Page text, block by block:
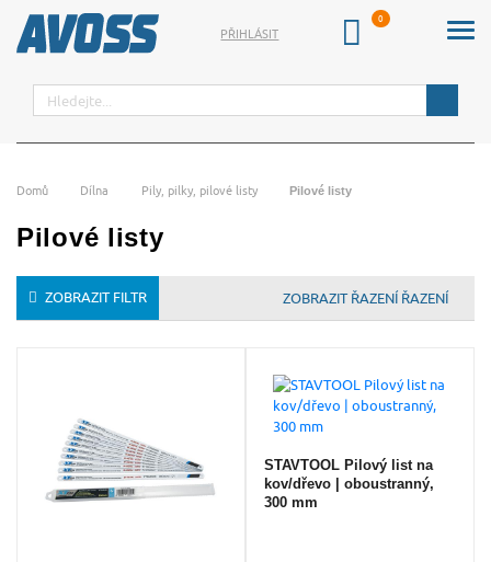
Hledat
PŘIHLÁSIT
Domů Dílna Pily, pilky, pilové listy Pilové listy
Pilové listy
ZOBRAZIT FILTR ŘAZENÍ
STAVTOOL Pilový list na
kov/dřevo | oboustranný,
300 mm